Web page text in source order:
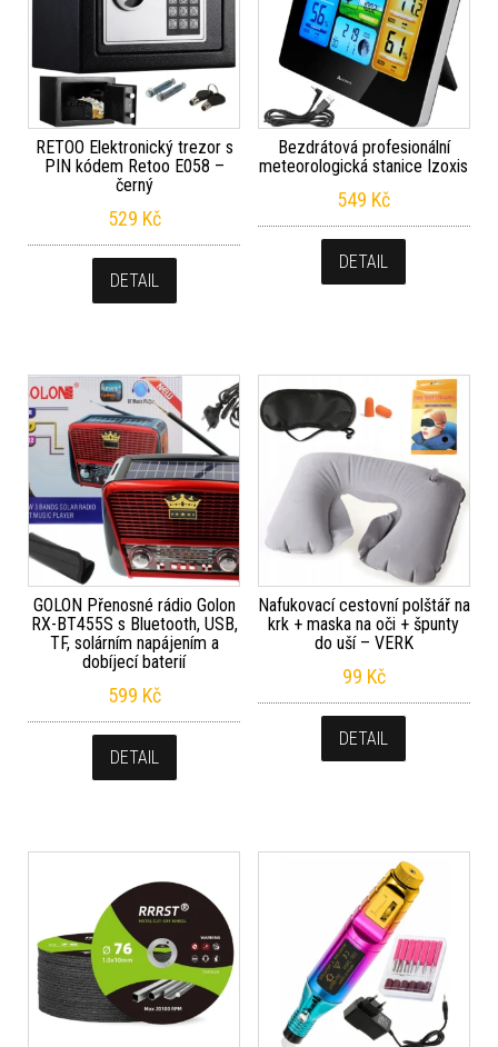
RETOO Elektronický trezor s
PIN kódem Retoo E058 –
černý
529 Kč
DETAIL
Bezdrátová profesionální
meteorologická stanice Izoxis
549 Kč
DETAIL
GOLON Přenosné rádio Golon
RX-BT455S s Bluetooth, USB,
TF, solárním napájením a
dobíjecí baterií
599 Kč
DETAIL
Nafukovací cestovní polštář na
krk + maska na oči + špunty
do uší – VERK
99 Kč
DETAIL